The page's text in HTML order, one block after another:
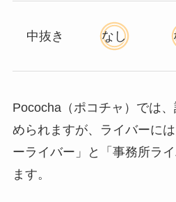
中抜き なし
Pococha（ポコチャ）では
められますが、ライバーに
ーライバー」と「事務所ラ
ます。